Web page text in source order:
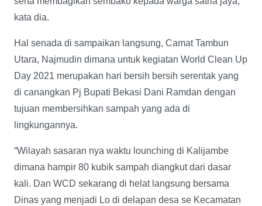
kata dia.
Hal senada di sampaikan langsung, Camat Tambun
Utara, Najmudin dimana untuk kegiatan World Clean Up
Day 2021 merupakan hari bersih bersih serentak yang
di canangkan Pj Bupati Bekasi Dani Ramdan dengan
tujuan membersihkan sampah yang ada di
lingkungannya.
“Wilayah sasaran nya waktu lounching di Kalijambe
dimana hampir 80 kubik sampah diangkut dari dasar
kali. Dan WCD sekarang di helat langsung bersama
Dinas yang menjadi Lo di delapan desa se Kecamatan